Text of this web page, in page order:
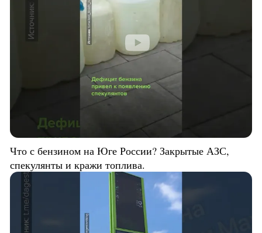
Что с бензином на Юге России? Закрытые АЗС,
спекулянты и кражи топлива.